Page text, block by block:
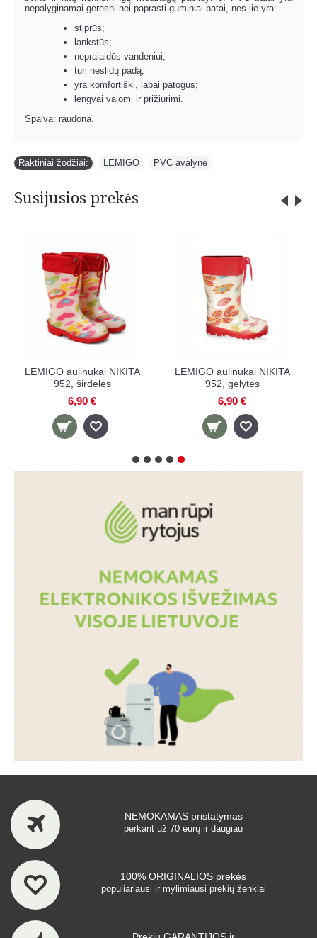
nepalyginamai geresni nei paprasti guminiai batai, nes jie yra:
stiprūs;
lankstūs;
nepralaidūs vandeniui;
turi neslidų padą;
yra komfortiški, labai patogūs;
lengvai valomi ir prižiūrimi.
Spalva: raudona.
Raktiniai žodžiai: LEMIGO PVC avalynė
Susijusios prekės
LEMIGO aulinukai NIKITA
952, širdelės
6,90 €
LEMIGO aulinukai NIKITA
952, gėlytės
6,90 €
NEMOKAMAS pristatymas
perkant už 70 eurų ir daugiau
100% ORIGINALIOS prekės
populiariausi ir mylimiausi prekių ženklai